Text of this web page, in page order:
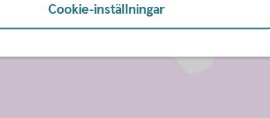
Cookie-inställningar